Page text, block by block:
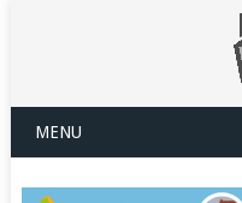
MENU